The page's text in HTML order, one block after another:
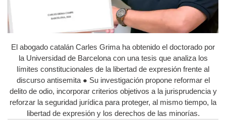
El abogado catalán Carles Grima ha obtenido el doctorado por
la Universidad de Barcelona con una tesis que analiza los
límites constitucionales de la libertad de expresión frente al
discurso antisemita ● Su investigación propone reformar el
delito de odio, incorporar criterios objetivos a la jurisprudencia y
reforzar la seguridad jurídica para proteger, al mismo tiempo, la
libertad de expresión y los derechos de las minorías.